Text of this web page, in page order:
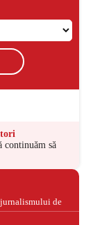
continuăm să
jurnalismului de